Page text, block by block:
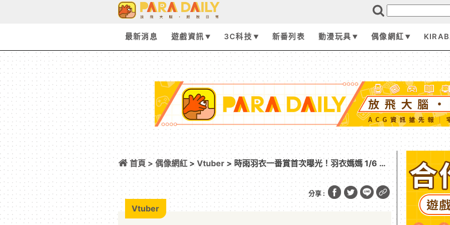
最新消息 遊戲資訊 3C科技 新番列表 動漫玩具 偶像網紅
首頁 >偶像網紅 >Vtuber > 時雨羽衣一番賞首次曝光！羽衣媽媽 1/6 模
型支架 8 月發售！
分享 :
Vtuber